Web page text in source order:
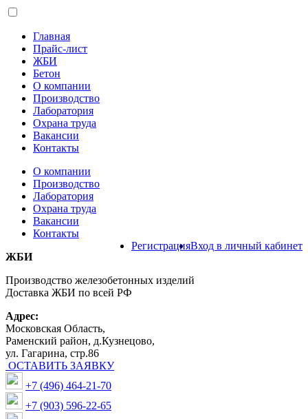
Главная
Прайс-лист
ЖБИ
Бетон
О компании
Производство
Лаборатория
Охрана труда
Вакансии
Контакты
О компании
Производство
Лаборатория
Охрана труда
Вакансии
Контакты
Вход в личный кабинет
Регистрация
ЖБИ
Производство железобетонных изделий
Доставка ЖБИ по всей РФ
Адрес:
Московская Область,
Раменский район, д.Кузнецово,
ул. Гагарина, стр.86
ОСТАВИТЬ ЗАЯВКУ
+7 (496) 464-21-70
+7 (903) 596-22-65